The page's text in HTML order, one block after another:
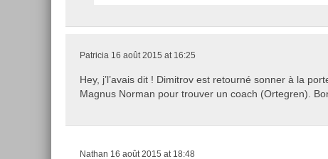
Patricia 16 août 2015 at 16:25
Hey, j’l’avais dit ! Dimitrov est retourné sonner à la
Magnus Norman pour trouver un coach (Ortegren).
Nathan 16 août 2015 at 18:48